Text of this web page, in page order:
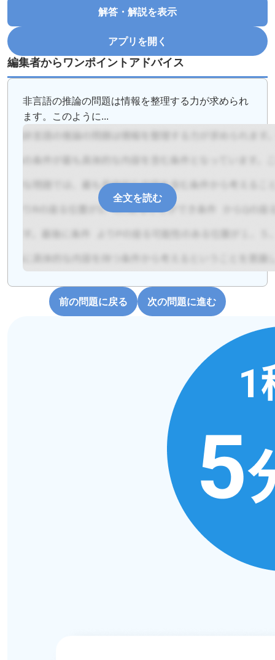
解答・解説を表示
アプリを開く
編集者からワンポイントアドバイス
非言語の推論の問題は情報を整理する力が求められ
ます。このように...
全文を読む
前の問題に戻る 次の問題に進む